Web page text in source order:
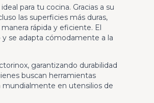
para tu cocina. Gracias a su
las superficies más duras,
rápida y eficiente. El
se adapta cómodamente a la
garantizando durabilidad
buscan herramientas
mundialmente en utensilios de